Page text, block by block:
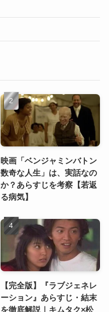
映画「ベンジャミンバトン
数奇な人生」は、実話なの
か？あらすじを考察【若返
る病気】
【完全版】『ラブジェネレ
ーション』あらすじ・結末
を徹底解説｜キムタク×松